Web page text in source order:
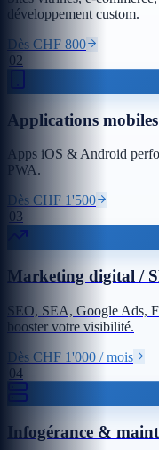
développement custom.
Dès CHF 800
02
Applications mobiles
Apps iOS & Android
PWA.
Dès CHF 1'500
03
Marketing digital /
SEO, SEA, Google Ads,
booster votre visibilité.
Dès CHF 1'000 / mois
04
Infogérance &